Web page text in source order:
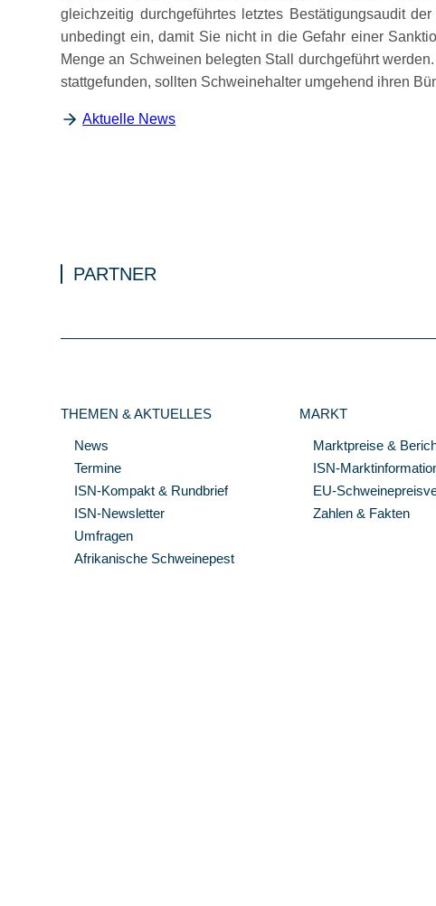
gleichzeitig durchgeführtes letztes Bestätigungsaudit
unbedingt ein, damit Sie nicht in die Gefahr einer
Menge an Schweinen belegten Stall durchgeführt
stattgefunden, sollten Schweinehalter umgehend ihren
Aktuelle News
PARTNER
THEMEN & AKTUELLES
News
Termine
ISN-Kompakt & Rundbrief
ISN-Newsletter
Umfragen
Afrikanische Schweinepest
MARKT
Marktpreise &
ISN-
EU-
Zahlen & Fakten